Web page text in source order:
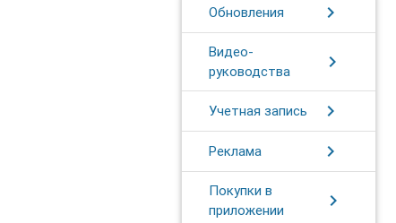
Обновления chevron_right
Видео-
руководства
chevron_right
Учетная запись chevron_right
Реклама chevron_right
Покупки в
приложении
chevron_right